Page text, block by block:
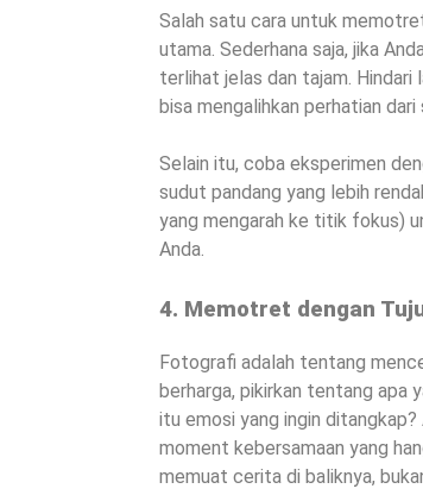
Salah satu cara untuk
utama. Sederhana saja, jika
terlihat jelas dan tajam. Hindari
bisa mengalihkan perhatian dari
Selain itu, coba eksperimen
sudut pandang yang lebih
yang mengarah ke titik fokus)
Anda.
4. Memotret dengan
Fotografi adalah tentang
berharga, pikirkan tentang apa
itu emosi yang ingin ditangkap?
moment kebersamaan yang
memuat cerita di baliknya,